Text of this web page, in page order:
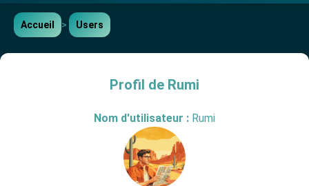
Accueil > Users
Profil de Rumi
Nom d'utilisateur : Rumi